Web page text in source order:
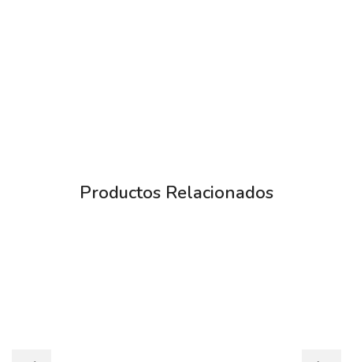
Productos Relacionados